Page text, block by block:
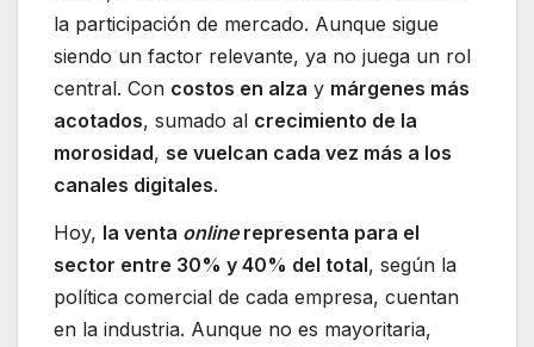
la participación de mercado. Aunque sigue
siendo un factor relevante, ya no juega un rol
central. Con costos en alza y márgenes más
acotados, sumado al crecimiento de la
morosidad, se vuelcan cada vez más a los
canales digitales.
Hoy, la venta online representa para el
sector entre 30% y 40% del total, según la
política comercial de cada empresa, cuentan
en la industria. Aunque no es mayoritaria,